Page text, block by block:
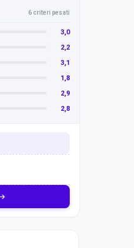
6 criteri pesati
3,0
2,2
3,1
1,8
2,9
2,8